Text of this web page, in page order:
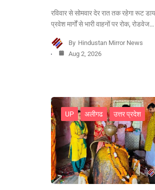
रविवार से सोमवार देर रात तक रहेगा रूट
प्रवेश मार्गों से भारी वाहनों पर रोक, रोडवेज…
By Hindustan Mirror News
Aug 2, 2026
UP अलीगढ उत्तर प्रदेश